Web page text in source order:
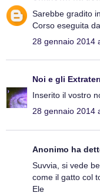
Sarebbe gradito
Corso eseguita
28 gennaio 2014
Noi e gli
Inserito il vostro
28 gennaio 2014
Anonimo ha
Suvvia, si vede
come il gatto col
Ele